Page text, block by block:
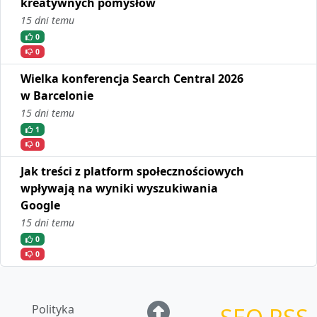
15 dni temu
0
0
Wielka konferencja Search Central 2026
w Barcelonie
15 dni temu
1
0
Jak treści z platform społecznościowych
wpływają na wyniki wyszukiwania
Google
15 dni temu
0
0
Polityka